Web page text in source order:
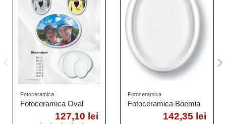
Fotoceramica
Fotoceramica Oval
127,10 lei
Fotoceramica
Fotoceramica Boemia
142,35 lei